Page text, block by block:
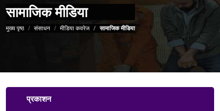
सामाजिक मीडिया
पग चिन्ह
मुख्य पृष्ठ संसाधन मीडिया कवरेज सामाजिक मीडिया
Resources Menu
प्रकाशन